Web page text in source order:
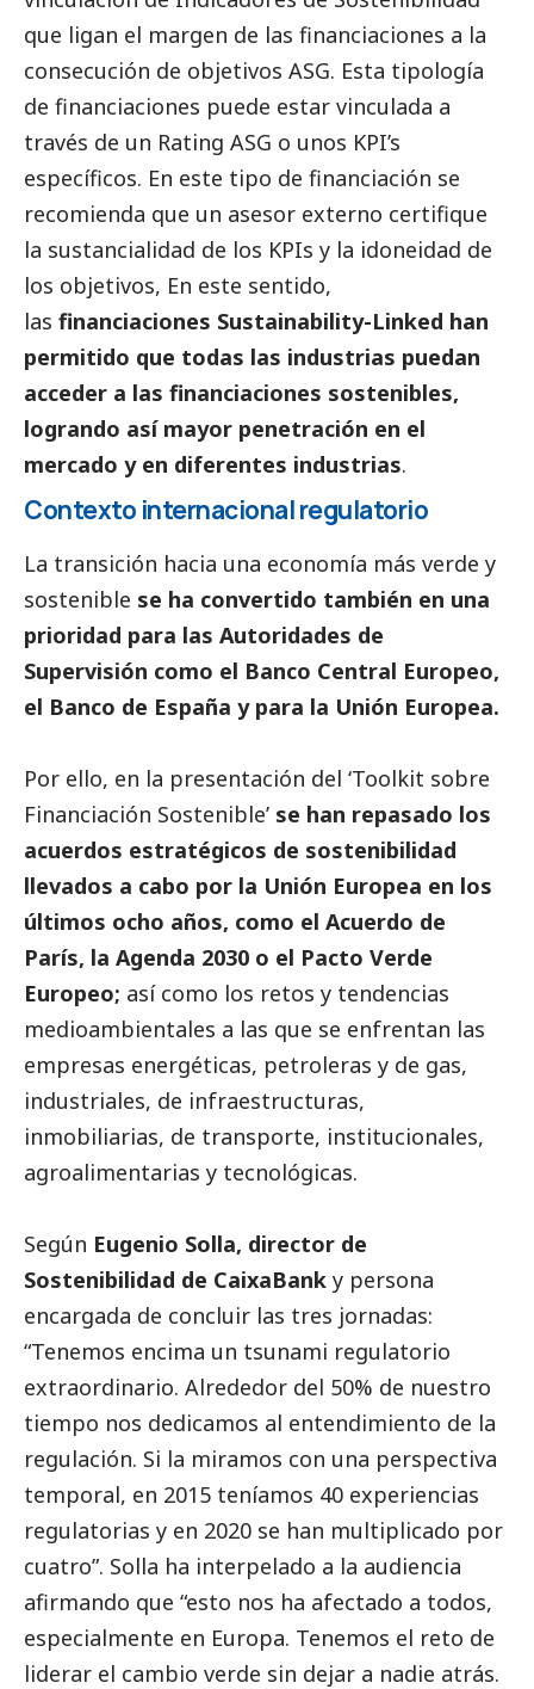
que ligan el margen de las financiaciones a la
consecución de objetivos ASG. Esta tipología
de financiaciones puede estar vinculada a
través de un Rating ASG o unos KPI’s
específicos. En este tipo de financiación se
recomienda que un asesor externo certifique
la sustancialidad de los KPIs y la idoneidad de
los objetivos, En este sentido,
las financiaciones Sustainability-Linked han
permitido que todas las industrias puedan
acceder a las financiaciones sostenibles,
logrando así mayor penetración en el
mercado y en diferentes industrias.
Contexto internacional regulatorio
La transición hacia una economía más verde y
sostenible se ha convertido también en una
prioridad para las Autoridades de
Supervisión como el Banco Central Europeo,
el Banco de España y para la Unión Europea.
Por ello, en la presentación del ‘Toolkit sobre
Financiación Sostenible’ se han repasado los
acuerdos estratégicos de sostenibilidad
llevados a cabo por la Unión Europea en los
últimos ocho años, como el Acuerdo de
París, la Agenda 2030 o el Pacto Verde
Europeo; así como los retos y tendencias
medioambientales a las que se enfrentan las
empresas energéticas, petroleras y de gas,
industriales, de infraestructuras,
inmobiliarias, de transporte, institucionales,
agroalimentarias y tecnológicas.
Según Eugenio Solla, director de
Sostenibilidad de CaixaBank y persona
encargada de concluir las tres jornadas:
“Tenemos encima un tsunami regulatorio
extraordinario. Alrededor del 50% de nuestro
tiempo nos dedicamos al entendimiento de la
regulación. Si la miramos con una perspectiva
temporal, en 2015 teníamos 40 experiencias
regulatorias y en 2020 se han multiplicado por
cuatro”. Solla ha interpelado a la audiencia
afirmando que “esto nos ha afectado a todos,
especialmente en Europa. Tenemos el reto de
liderar el cambio verde sin dejar a nadie atrás.